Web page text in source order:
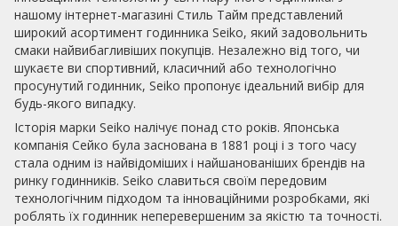
нашому інтернет-магазині Стиль Тайм представлений
широкий асортимент годинника Seiko, який задовольнить
смаки найвибагливіших покупців. Незалежно від того, чи
шукаєте ви спортивний, класичний або технологічно
просунутий годинник, Seiko пропонує ідеальний вибір для
будь-якого випадку.
Історія марки Seiko налічує понад сто років. Японська
компанія Сейко була заснована в 1881 році і з того часу
стала одним із найвідоміших і найшанованіших брендів на
ринку годинників. Seiko славиться своїм передовим
технологічним підходом та інноваційними розробками, які
роблять їх годинник неперевершеним за якістю та точності.